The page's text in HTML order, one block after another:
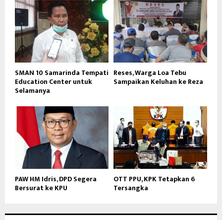
SMAN 10 Samarinda Tempati
Education Center untuk
Selamanya
Reses, Warga Loa Tebu
Sampaikan Keluhan ke Reza
PAW HM Idris, DPD Segera
Bersurat ke KPU
OTT PPU, KPK Tetapkan 6
Tersangka